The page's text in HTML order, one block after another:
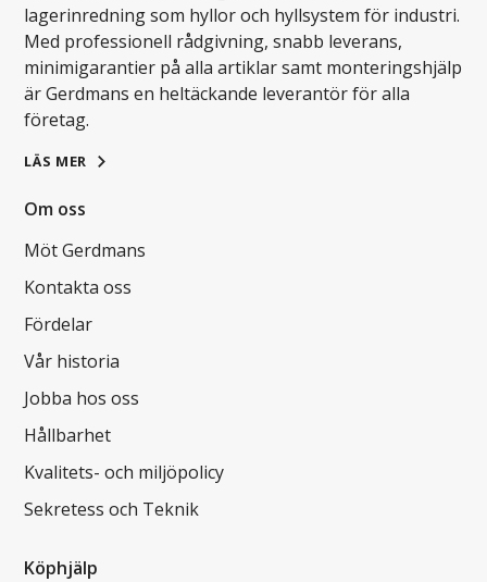
lagerinredning som hyllor och hyllsystem för industri.
Med professionell rådgivning, snabb leverans,
minimigarantier på alla artiklar samt monteringshjälp
är Gerdmans en heltäckande leverantör för alla
företag.
LÄS MER
Om oss
Möt Gerdmans
Kontakta oss
Fördelar
Vår historia
Jobba hos oss
Hållbarhet
Kvalitets- och miljöpolicy
Sekretess och Teknik
Köphjälp